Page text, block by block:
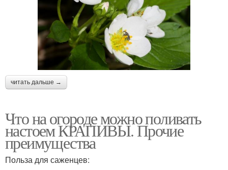
читать дальше →
Что на огороде можно поливать
настоем КРАПИВЫ. Прочие
преимущества
Польза для саженцев: